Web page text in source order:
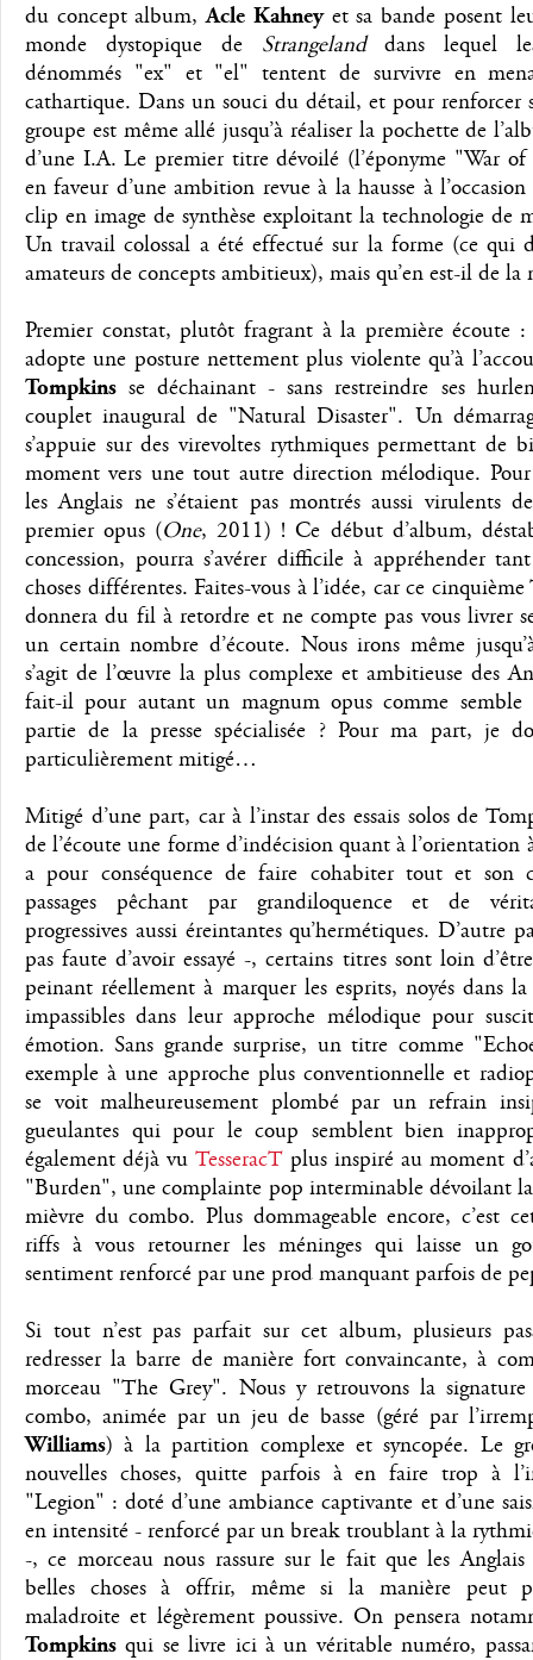
du concept album,Acle Kahneyet sa bande posent
monde dystopique de Strangelanddans lequel les
dénommés "ex" et "el" tentent de survivre en
cathartique. Dans un souci du détail, et pour renforcer
groupe est même allé jusqu’à réaliser la pochette de
d’une I.A. Le premier titre dévoilé (l’éponyme "War
en faveur d’une ambition revue à la hausse à
clip en image de synthèse exploitant la technologie de
Un travail colossal a été effectué sur la forme (ce qui
amateurs de concepts ambitieux), mais qu’en est-il de la
Premier constat, plutôt fragrant à la première écoute
adopte une posture nettement plus violente qu’à
Tompkins se déchainant - sans restreindre ses
couplet inaugural de "Natural Disaster". Un
s’appuie sur des virevoltes rythmiques permettant de
moment vers une tout autre direction mélodique.
les Anglais ne s’étaient pas montrés aussi virulents
premier opus (One, 2011) ! Ce début d’album,
concession, pourra s’avérer difficile à appréhender
choses différentes. Faites-vous à l’idée, car ce cinquième
donnera du fil à retordre et ne compte pas vous livrer
un certain nombre d’écoute. Nous irons même
s’agit de l’œuvre la plus complexe et ambitieuse des
fait-il pour autant un magnum opus comme semble
partie de la presse spécialisée ? Pour ma part, je
particulièrement mitigé…
Mitigé d’une part, car à l’instar des essais solos de
de l’écoute une forme d’indécision quant à l’orientation
a pour conséquence de faire cohabiter tout et son
passages pêchant par grandiloquence et de
progressives aussi éreintantes qu’hermétiques. D’autre
pas faute d’avoir essayé -, certains titres sont loin
peinant réellement à marquer les esprits, noyés dans
impassibles dans leur approche mélodique pour
émotion. Sans grande surprise, un titre comme
exemple à une approche plus conventionnelle et
se voit malheureusement plombé par un refrain
gueulantes qui pour le coup semblent bien
également déjà vu TesseracTplus inspiré au moment
"Burden", une complainte pop interminable dévoilant
mièvre du combo. Plus dommageable encore, c’est
riffs à vous retourner les méninges qui laisse un
sentiment renforcé par une prod manquant parfois de
Si tout n’est pas parfait sur cet album, plusieurs
redresser la barre de manière fort convaincante, à
morceau "The Grey". Nous y retrouvons la
combo, animée par un jeu de basse (géré par
Williams) à la partition complexe et syncopée. Le
nouvelles choses, quitte parfois à en faire trop à
"Legion" : doté d’une ambiance captivante et d’une
en intensité - renforcé par un break troublant à la
-, ce morceau nous rassure sur le fait que les
belles choses à offrir, même si la manière peut
maladroite et légèrement poussive. On pensera
Tompkins qui se livre ici à un véritable numéro,